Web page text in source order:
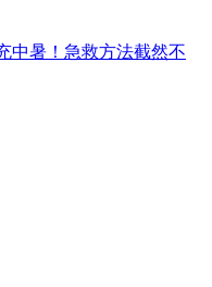
中暑！急救方法截然不